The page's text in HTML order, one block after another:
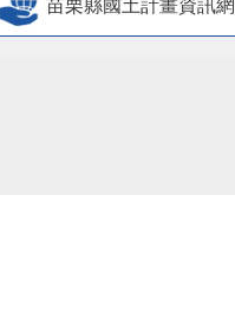
苗栗縣國土計畫資訊網